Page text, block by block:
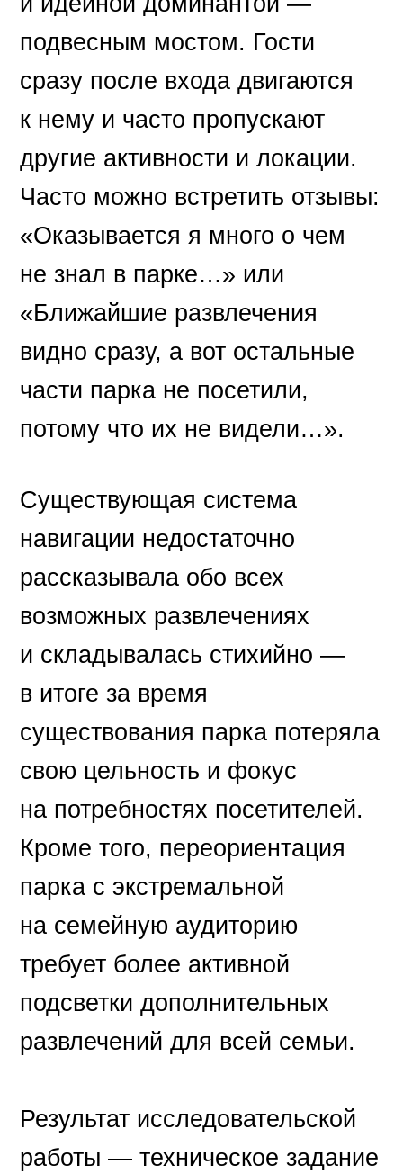
подвесным мостом. Гости
сразу после входа двигаются
к нему и часто пропускают
другие активности и локации.
Часто можно встретить отзывы:
«Оказывается я много о чем
не знал в парке…» или
«Ближайшие развлечения
видно сразу, а вот остальные
части парка не посетили,
потому что их не видели…».
Существующая система
навигации недостаточно
рассказывала обо всех
возможных развлечениях
и складывалась стихийно —
в итоге за время
существования парка потеряла
свою цельность и фокус
на потребностях посетителей.
Кроме того, переориентация
парка с экстремальной
на семейную аудиторию
требует более активной
подсветки дополнительных
развлечений для всей семьи.
Результат исследовательской
работы — техническое задание